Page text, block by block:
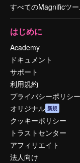
すべてのMagnificツ
はじめに
Academy
ドキュメント
サポート
利用規約
プライバシーポリシー
オリジナル 新規
クッキーポリシー
トラストセンター
アフィリエイト
法人向け